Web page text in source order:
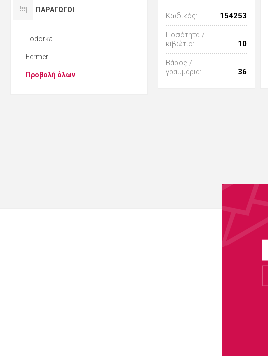
Κωδικός: 154253
Ποσότητα /
κιβώτιο:
10
Βάρος /
γραμμάρια:
36
ΠΑΡΑΓΩΓΟΙ
Todorka
Fermer
Προβολή όλων